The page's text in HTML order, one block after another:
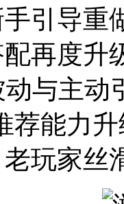
引导重
再度
与主动
荐能力
玩家丝